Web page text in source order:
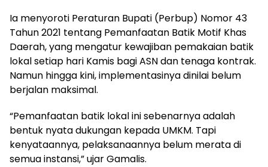
Ia menyoroti Peraturan Bupati (Perbup) Nomor 43
Tahun 2021 tentang Pemanfaatan Batik Motif Khas
Daerah, yang mengatur kewajiban pemakaian batik
lokal setiap hari Kamis bagi ASN dan tenaga kontrak.
Namun hingga kini, implementasinya dinilai belum
berjalan maksimal.
“Pemanfaatan batik lokal ini sebenarnya adalah
bentuk nyata dukungan kepada UMKM. Tapi
kenyataannya, pelaksanaannya belum merata di
semua instansi,” ujar Gamalis.